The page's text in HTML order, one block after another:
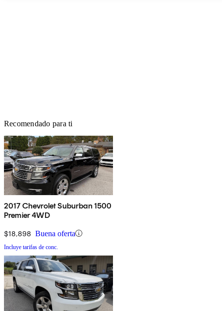
Recomendado para ti
2017 Chevrolet Suburban 1500
Premier 4WD
$18,898 Buena oferta
Incluye tarifas de conc.